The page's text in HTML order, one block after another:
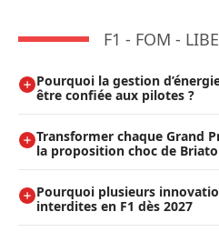
F1 - FOM -
Pourquoi la gestion
être confiée aux pilotes ?
Transformer chaque Grand
la proposition choc de
Pourquoi plusieurs
interdites en F1 dès 2027